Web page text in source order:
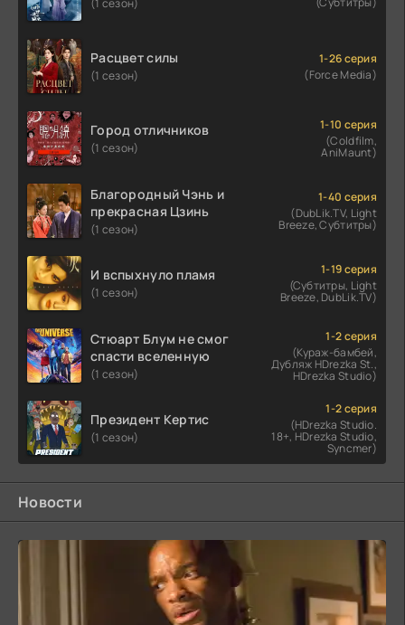
(1 сезон)
Расцвет силы
(1 сезон)
1-26 серия
(Force Media)
Город отличников
(1 сезон)
1-10 серия
(Coldfilm,
AniMaunt)
Благородный Чэнь и
прекрасная Цзинь
(1 сезон)
1-40 серия
(DubLik.TV, Light
Breeze, Субтитры)
И вспыхнуло пламя
(1 сезон)
1-19 серия
(Субтитры, Light
Breeze, DubLik.TV)
Стюарт Блум не смог
спасти вселенную
(1 сезон)
1-2 серия
(Кураж-бамбей,
Дубляж HDrezka St.,
HDrezka Studio)
Президент Кертис
(1 сезон)
1-2 серия
(HDrezka Studio.
18+, HDrezka Studio,
Syncmer)
Новости